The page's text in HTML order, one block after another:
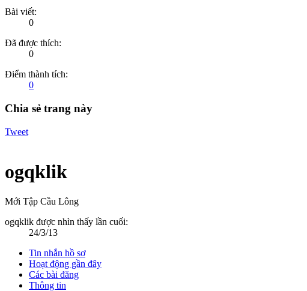
Bài viết:
0
Đã được thích:
0
Điểm thành tích:
0
Chia sẻ trang này
Tweet
ogqklik
Mới Tập Cầu Lông
ogqklik được nhìn thấy lần cuối:
24/3/13
Tin nhắn hồ sơ
Hoạt động gần đây
Các bài đăng
Thông tin